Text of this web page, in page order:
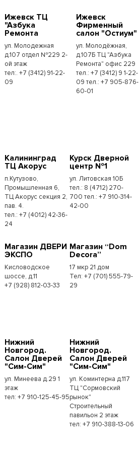
Ижевск ТЦ
"Азбука
Ремонта
ул. Молодежная
д.107 отдел №229 2-
ой этаж
тел:. +7 (3412) 91-22-
09
Ижевск
Фирменный
салон "Остиум"
ул. Молодёжная,
д.107Б ТЦ "Азбука
Ремонта" офис 229
тел.: +7 (3412) 9 1-22-
09 тел.: +7 905-876-
60-01
Калининград
ТЦ Акорус
п.Кутузово,
Промышленная 6,
ТЦ Акорус секция 2,
пав. 4.
тел.: +7 (4012) 42-36-
24
Курск Дверной
центр №1
ул. Литовская 10Б
тел.: 8 (4712) 270-
700 тел.: +7 910-314-
42-00
Магазин ДВЕРИ
ЭКСПО
Кисловодское
шоссе, д.11
+7 (928) 812-03-33
Магазин “Dom
Decora”
17 мкр 21 дом
Тел: +7 (701) 555-79-
29
Нижний
Новгород.
Салон Дверей
"Сим-Сим"
ул. Минеева д.29 1
этаж
тел: +7 910-125-45-95
Нижний
Новгород.
Салон Дверей
"Сим-Сим"
ул. Коминтерна д.117
ТЦ "Сормовский
рынок"
Строительный
павильон 2 этаж
тел: +7 910-388-13-06